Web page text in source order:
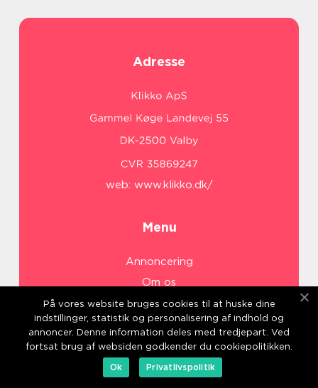
Adresse
web: www.klikko.dk/
Menu
Annoncering
Om os
Cookies
Kontakt os
Sitemap
På vores website bruges cookies til at huske dine
indstillinger, statistik og personalisering af indhold og
annoncer. Denne information deles med tredjepart. Ved
fortsat brug af websiden godkender du cookiepolitikken.
Ok
Privatlivspolitik